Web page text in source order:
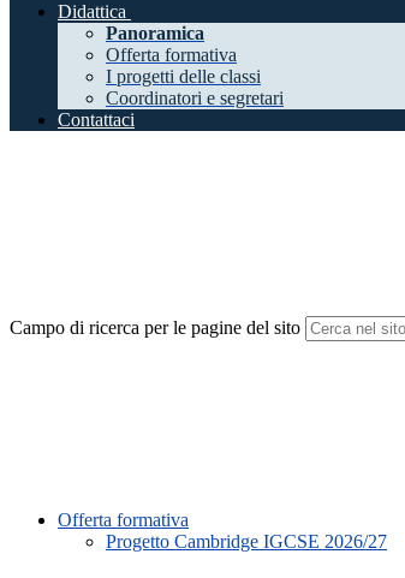
Didattica
Panoramica
Offerta formativa
I progetti delle classi
Coordinatori e segretari
Contattaci
Campo di ricerca per le pagine del sito
Offerta formativa
Progetto Cambridge IGCSE 2026/27